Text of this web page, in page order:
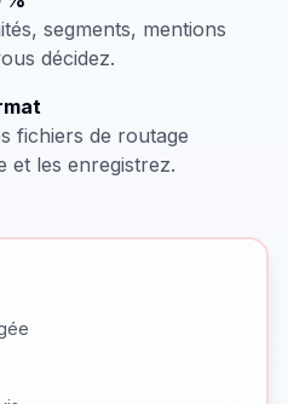
segments, mentions
décidez.
fichiers de routage
et les enregistrez.